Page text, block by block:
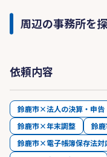
周辺の事務所を
依頼内容
鈴鹿市×法人の決算・申告
鈴鹿市×年末調整
鈴
鈴鹿市×電子帳簿保存法対